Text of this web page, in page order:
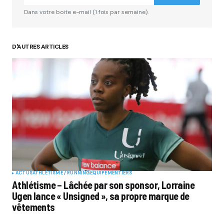
Dans votre boite e-mail (1 fois par semaine).
D'AUTRES ARTICLES
ACTUSATHLÉTISME / RUNNING EQUIPEMENTIERS
Athlétisme – Lâchée par son sponsor, Lorraine
Ugen lance « Unsigned », sa propre marque de
vêtements